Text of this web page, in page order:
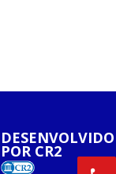
DESENVOLVIDO
POR CR2